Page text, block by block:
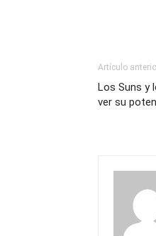
Artículo
Los Suns y
ver su